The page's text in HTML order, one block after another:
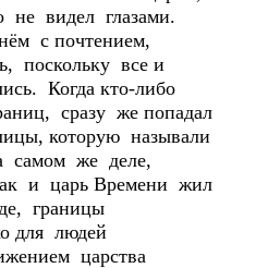
не видел глазами.
с почтением,
поскольку все и
Когда кто-либо
сразу же попадал
которую называли
самом же деле,
и царь Времени жил
границы
для людей
царства